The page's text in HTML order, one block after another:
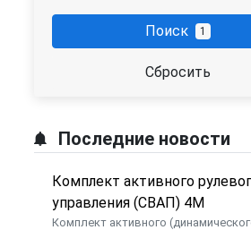
Поиск 1
Сбросить
Последние новости
Комплект активного
управления (СВАП) 4M
Комплект активного